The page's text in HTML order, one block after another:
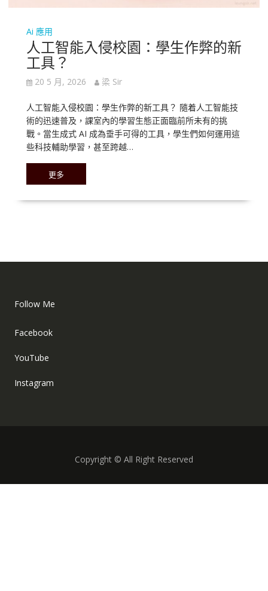
Ai 應用
人工智能入侵校園：學生作弊的新
工具？
20 5 月, 2026 梁 Sir
人工智能入侵校園：學生作弊的新工具？ 隨着人工智能技
術的迅速普及，課室內的學習生態正面臨前所未有的挑
戰。當生成式 AI 成為垂手可得的工具，學生們如何運用這
些科技輔助學習，甚至跨越…
更多
Follow Me
Facebook
YouTube
Instagram
Copyright © All Right Reserved